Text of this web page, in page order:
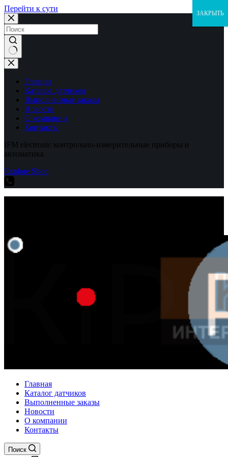
Перейти к сути
Ничего
не
найденоГлавная
Каталог датчиков
Выполненные заказы
Новости
О компании
Контакты
IFM electronic контрольно-измерительные приборы и
автоматика
Explore Shop
Главная
Каталог датчиков
Выполненные заказы
Новости
О компании
Контакты
Поиск
ЗАКРЫТЬ